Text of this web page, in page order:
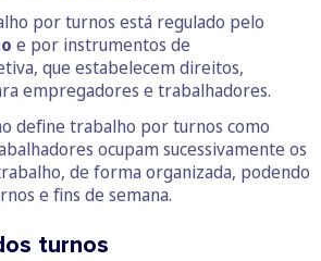
por turnos está regulado pelo
e por instrumentos de
que estabelecem direitos,
empregadores e trabalhadores.
define trabalho por turnos como
ocupam sucessivamente os
de forma organizada, podendo
e fins de semana.
turnos